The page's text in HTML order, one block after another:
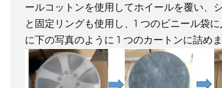
ールコットンを使用してホイールを覆い、
と固定リングも使用し、1 つのビニール袋
に下の写真のように 1 つのカートンに詰めま